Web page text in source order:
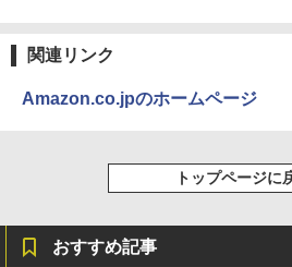
関連リンク
Amazon.co.jpのホームページ
トップページに
おすすめ記事